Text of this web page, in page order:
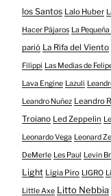
los Santos Lalo Huber
Hacer Pájaros La
parió La Rifa del Viento
Filippi Las Medias de
Lava Engine Lazuli
Leandro Nuñez Leandro
Troiano Led Zeppelin
Leonardo Vega Leonard
DeMerle Les Paul Levin
Light Ligia Piro LIGRO
Little Axe Litto Nebbia